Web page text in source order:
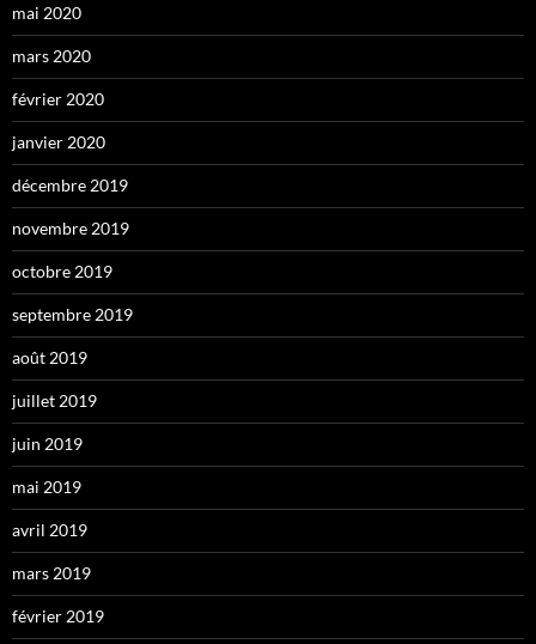
mai 2020
mars 2020
février 2020
janvier 2020
décembre 2019
novembre 2019
octobre 2019
septembre 2019
août 2019
juillet 2019
juin 2019
mai 2019
avril 2019
mars 2019
février 2019